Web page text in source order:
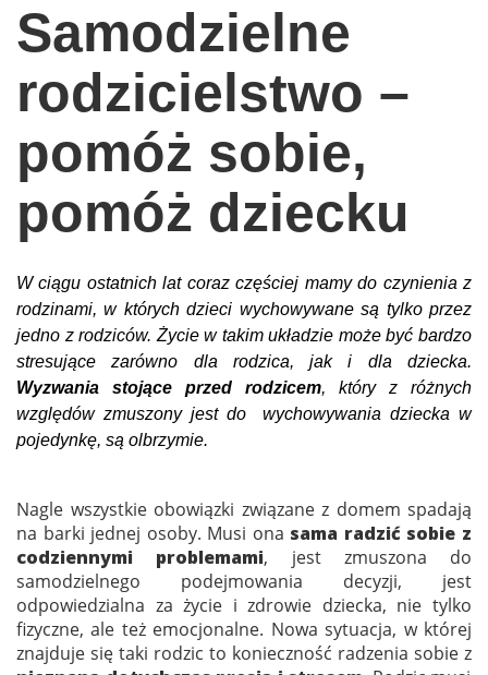
Odżywianie
Inspiracje
sposób na życie
zrób to sam
EKO – Styl
kuchnia
praca
galerie
Samodzielne
rodzicielstwo –
pomóż sobie,
pomóż dziecku
W ciągu ostatnich lat coraz częściej mamy do czynienia z
rodzinami, w których dzieci wychowywane są tylko przez
jedno z rodziców. Życie w takim układzie może być bardzo
stresujące zarówno dla rodzica, jak i dla dziecka.
Wyzwania stojące przed rodzicem, który z różnych
względów zmuszony jest do wychowywania dziecka w
pojedynkę, są olbrzymie.
Nagle wszystkie obowiązki związane z domem spadają
na barki jednej osoby. Musi ona sama radzić sobie z
codziennymi problemami, jest zmuszona do
samodzielnego podejmowania decyzji, jest
odpowiedzialna za życie i zdrowie dziecka, nie tylko
fizyczne, ale też emocjonalne. Nowa sytuacja, w której
znajduje się taki rodzic to konieczność radzenia sobie z